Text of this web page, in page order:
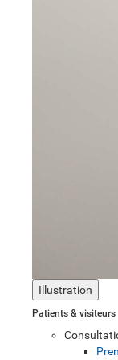
Illustration
Patients & visiteurs